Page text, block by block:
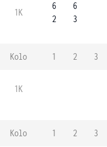
1K
6
2
6
3
Kolo 1 2 3
1K
Kolo 1 2 3